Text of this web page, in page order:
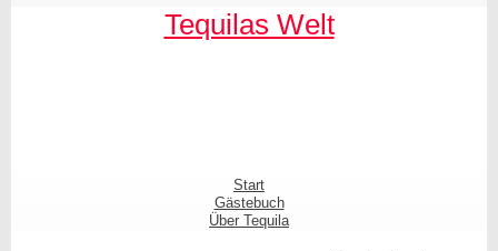
to
content
to
SEARCH-
to
LINKS-
to
CATEGORIES-
to
ARCHIVES-
to
META-
to
FACEBOOK-
to
TEXT-
to
AKISMET_WIDGET-
to
TAG_CLOUD-
Tequilas Welt
Shrunk
Expand
Start
Gästebuch
Über Tequila